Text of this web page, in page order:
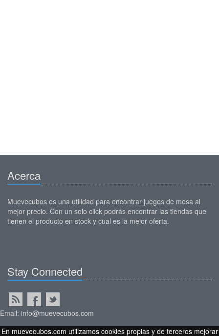
Acerca
Muevecubos es una utilidad para encontrar juegos de mesa al
mejor precio. Con un solo click podrás encontrar las tiendas que
tienen el producto en stock y cual es la mejor oferta.
Stay Connected
Email: info@muevecubos.com
En muevecubos.com utilizamos cookies propias y de terceros mejorar